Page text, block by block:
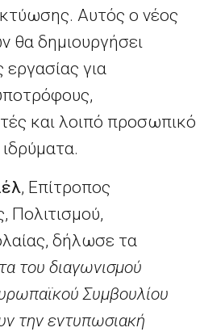
Αυτός ο νέος
θα δημιουργήσει
εργασίας για
και λοιπό προσωπικό
, Επίτροπος
Πολιτισμού,
δήλωσε τα
του διαγωνισμού
Συμβουλίου
την εντυπωσιακή